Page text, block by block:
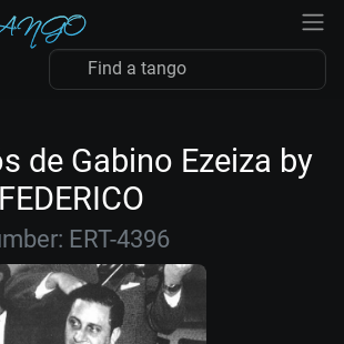
de Gabino Ezeiza by
ERT-4396